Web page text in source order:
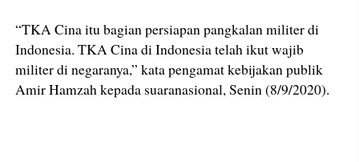
“TKA Cina itu bagian persiapan pangkalan militer di
Indonesia. TKA Cina di Indonesia telah ikut wajib
militer di negaranya,” kata pengamat kebijakan publik
Amir Hamzah kepada suaranasional, Senin (8/9/2020).